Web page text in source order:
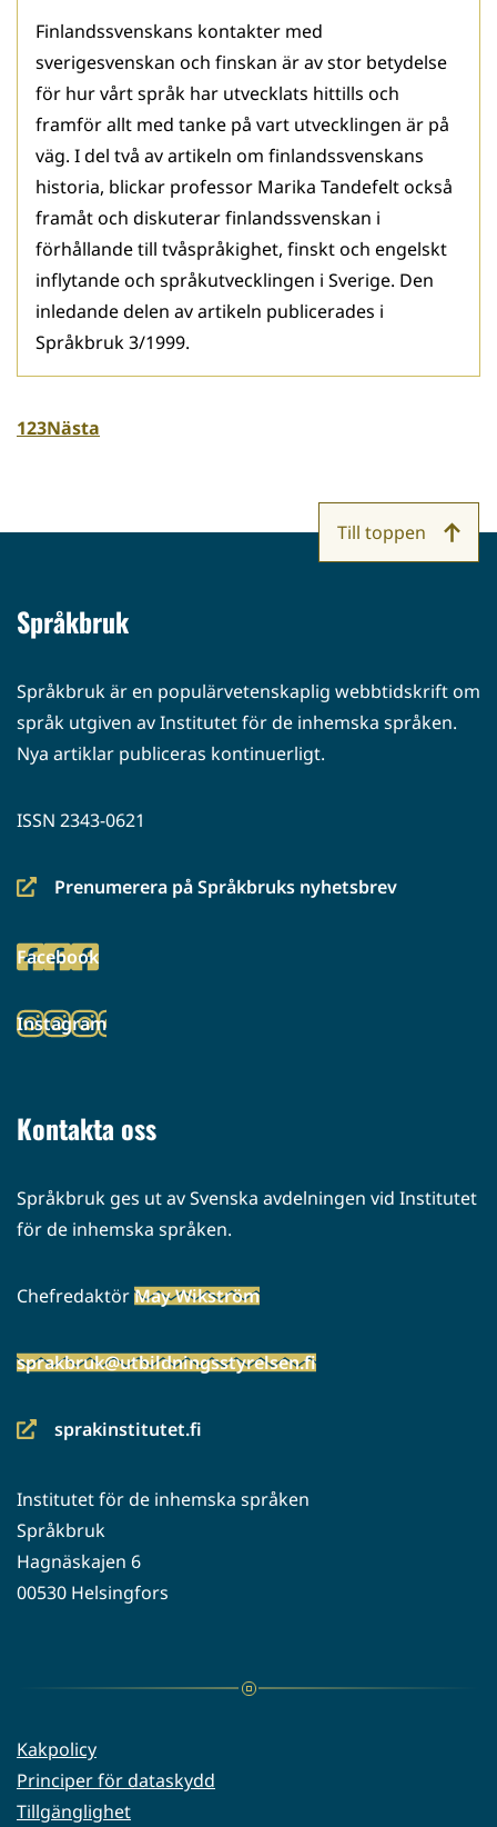
Finlandssvenskans kontakter med
sverigesvenskan och finskan är av stor betydelse
för hur vårt språk har utvecklats hittills och
framför allt med tanke på vart utvecklingen är på
väg. I del två av artikeln om finlandssvenskans
historia, blickar professor Marika Tandefelt också
framåt och diskuterar finlandssvenskan i
förhållande till tvåspråkighet, finskt och engelskt
inflytande och språk­utvecklingen i Sverige. Den
inledande delen av artikeln publicerades i
Språkbruk 3/1999.
123Nästa
Språkbruk
Språkbruk är en populärvetenskaplig webbtidskrift om
språk utgiven av Institutet för de inhemska språken.
Nya artiklar publiceras kontinuerligt.
ISSN 2343-0621
Prenumerera på Språkbruks nyhetsbrev
(siirryt
palveluun)
Facebook
(siirryt
palveluun)
Instagram
(siirryt
Kontakta oss
Språkbruk ges ut av Svenska avdelningen vid Institutet
för de inhemska språken.
ChefredaktörMay Wikström
sprakbruk@utbildningsstyrelsen.fi
sprakinstitutet.fi
(siirryt
palveluun)
Institutet för de inhemska språken
Språkbruk
Hagnäskajen 6
00530 Helsingfors
Kakpolicy
Principer för dataskydd
Tillgänglighet
Till toppen